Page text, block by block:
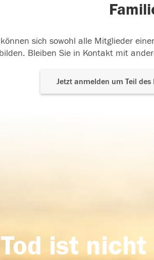
sich sowohl alle Mitglieder
Bleiben Sie in Kontakt mit
Jetzt anmelden um Teil
ist